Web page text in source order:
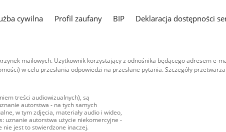
cywilna Profil zaufany BIP
Deklaracja dostępności
mailowych. Użytkownik korzystający z odnośnika będącego adresem e-
w celu przesłania odpowiedzi na przesłane pytania. Szczegóły
treści audiowizualnych), są
autorstwa - na tych samych
w tym zdjęcia, materiały audio i wideo,
uznanie autorstwa użycie niekomercyjne -
nie jest to stwierdzone inaczej.